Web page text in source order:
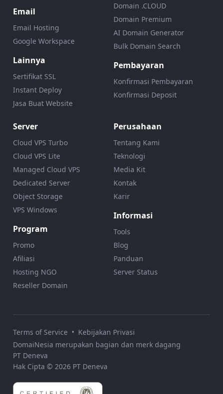
Email
Email Hosting
Google Workspace
Lainnya
Sertifikat SSL
Instant Deploy
Jasa Buat Website
Domain .CLOUD
Domain Premium
AI Domain Generator
Bulk Domain Search
Pembayaran
Konfirmasi Pembayaran
Konfirmasi Deposit
Server
Cloud VPS Turbo
Cloud VPS Lite
Managed Cloud VPS
Dedicated Server
Object Storage
VPS Windows
Program
Promo
Afiliasi
Hosting NGO
Reseller Domain
Perusahaan
Tentang Kami
Teknologi
Media Kit
Kontak
Karir
Informasi
Tools
Blog
Panduan
Server Status
Terms of Service • Kebijakan Privasi
DomaiNesia merupakan bagian dan merk dagang
PT Deneva
Hak Cipta © 2026 PT Deneva